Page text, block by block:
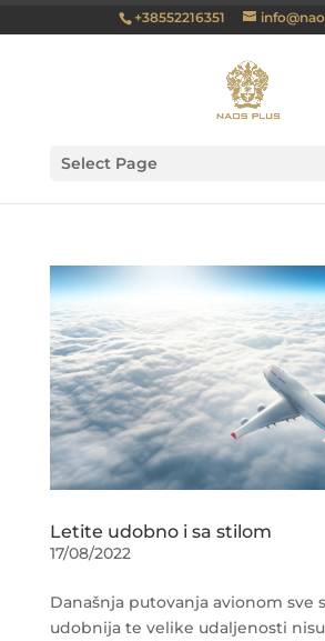
+38552216351
Select Page
Letite udobno i sa stilom
17/08/2022
Današnja putovanja avionom sve
udobnija te velike udaljenosti